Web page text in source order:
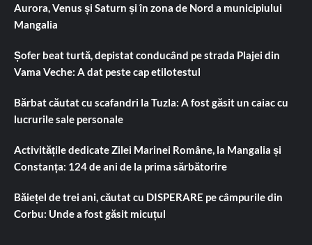
Aurora, Venus și Saturn și în zona de Nord a municipiului
Mangalia
Șofer beat turtă, depistat conducând pe strada Plajei din
Vama Veche: A dat peste cap etilotestul
Bărbat căutat cu scafandri la Tuzla: A fost găsit un caiac cu
lucrurile sale personale
Activitățile dedicate Zilei Marinei Române, la Mangalia și
Constanța: 124 de ani de la prima sărbătorire
Băiețel de trei ani, căutat cu DISPERARE pe câmpurile din
Corbu: Unde a fost găsit micuțul